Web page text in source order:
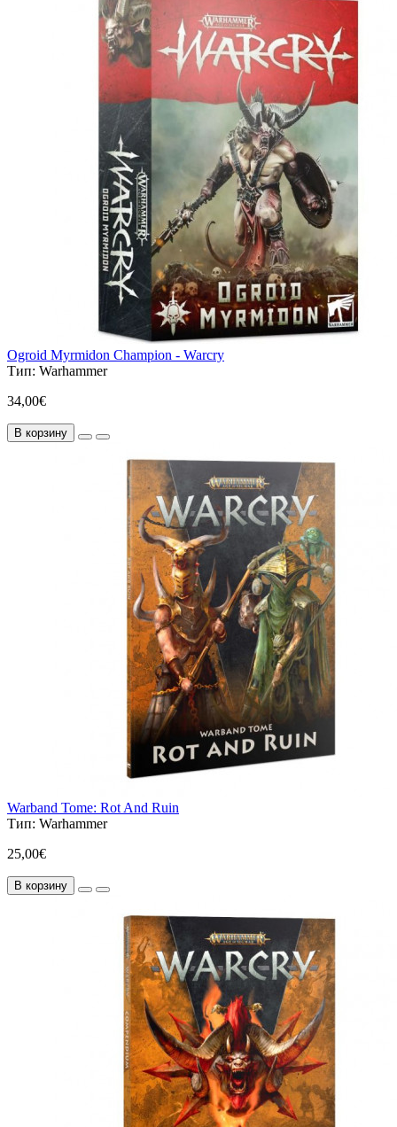
Ogroid Myrmidon Champion - Warcry
Тип: Warhammer
34,00€
В корзину
Warband Tome: Rot And Ruin
Тип: Warhammer
25,00€
В корзину